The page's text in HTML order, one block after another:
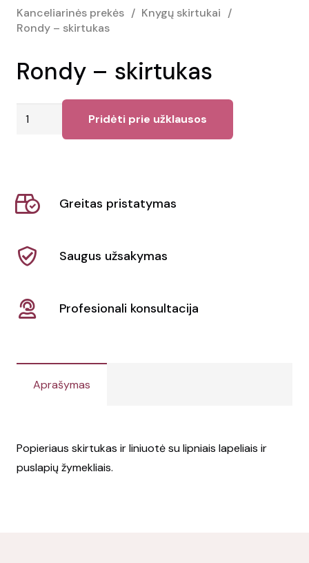
Kanceliarinės prekės / Knygų skirtukai /
Rondy – skirtukas
Rondy – skirtukas
produkto
Pridėti prie užklausos
Greitas pristatymas
Saugus užsakymas
Profesionali konsultacija
Aprašymas
Popieriaus skirtukas ir liniuotė su lipniais lapeliais ir
puslapių žymekliais.